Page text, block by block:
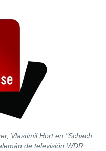
Vlastimil Hort en "Schach
de televisión WDR